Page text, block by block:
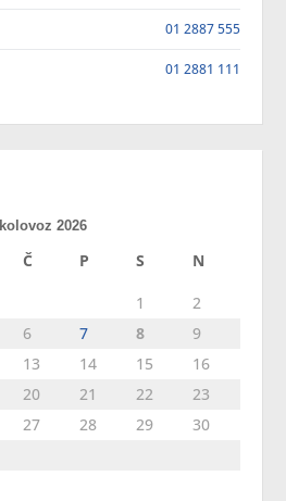
01 2887 555
01 2881 111
kolovoz 2026
Č P S N
1
2
6 7 8
9
13 14 15
16
20 21 22
23
27 28 29
30